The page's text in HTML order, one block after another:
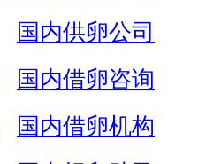
国内供卵公司
国内借卵咨询
国内借卵机构